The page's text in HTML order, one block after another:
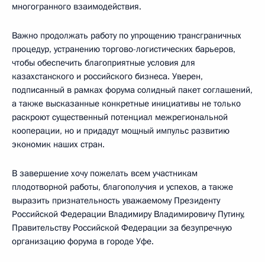
многогранного взаимодействия.
Важно продолжать работу по упрощению трансграничных
процедур, устранению торгово-логистических барьеров,
чтобы обеспечить благоприятные условия для
казахстанского и российского бизнеса. Уверен,
подписанный в рамках форума солидный пакет соглашений,
а также высказанные конкретные инициативы не только
раскроют существенный потенциал межрегиональной
кооперации, но и придадут мощный импульс развитию
экономик наших стран.
В завершение хочу пожелать всем участникам
плодотворной работы, благополучия и успехов, а также
выразить признательность уважаемому Президенту
Российской Федерации Владимиру Владимировичу Путину,
Правительству Российской Федерации за безупречную
организацию форума в городе Уфе.